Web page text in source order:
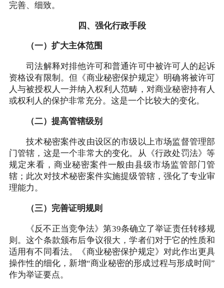
完善、细致。
四、强化行政手段
（一）扩大主体范围
司法解释对排他许可和普通许可中被许可人的起诉
资格设有限制。但《商业秘密保护规定》明确将被许可
人与被授权人一并纳入权利人范畴，对商业秘密持有人
或权利人的保护非常充分。这是一个比较大的变化。
（二）提高管辖级别
技术秘密案件改由设区的市级以上市场监督管理部
门管辖，这是一个非常大的变化。从《行政处罚法》等
规定来看，商业秘密案件一般由县级市场监管部门管
辖；此次对技术秘密案件实施提级管辖，强化了专业审
理能力。
（三）完善证明规则
《反不正当竞争法》第39条确立了举证责任转移规
则。这个条款颁布后争议很大，学者们对于它的性质和
适用有不同看法。《商业秘密保护规定》对此作出更具
操作性的细化，新增“商业秘密的形成过程与形成时间”
作为举证要点。